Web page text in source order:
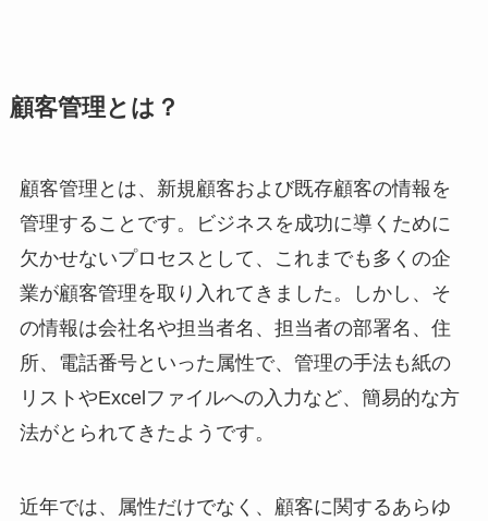
顧客管理とは？
顧客管理とは、新規顧客および既存顧客の情報を
管理することです。ビジネスを成功に導くために
欠かせないプロセスとして、これまでも多くの企
業が顧客管理を取り入れてきました。しかし、そ
の情報は会社名や担当者名、担当者の部署名、住
所、電話番号といった属性で、管理の手法も紙の
リストやExcelファイルへの入力など、簡易的な方
法がとられてきたようです。
近年では、属性だけでなく、顧客に関するあらゆ